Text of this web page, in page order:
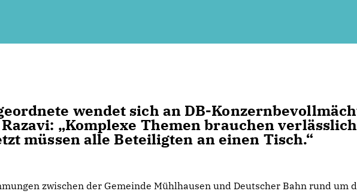
wendet sich an DB-
„Komplexe Themen brauchen
müssen alle Beteiligten an einen Tisch.“
zwischen der Gemeinde Mühlhausen und Deutscher Bahn rund um